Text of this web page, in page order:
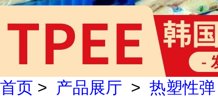
首页 > 产品展厅 > 热塑性弹